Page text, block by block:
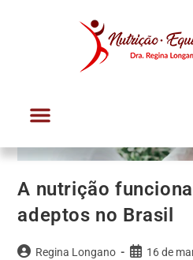
A nutrição
adeptos no Brasil
Regina Longano
16 de